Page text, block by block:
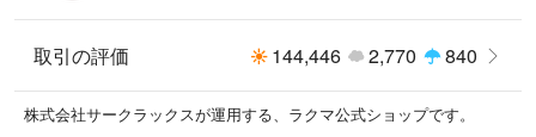
【外側】
・全体的 ⇒ 傷若干
【内側】
取引の評価 144,446 2,770 840
株式会社サークラックスが運用する、ラクマ公式ショップです。